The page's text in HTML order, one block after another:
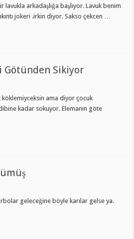
lavukla arkadaşlığa başlıyor. Lavuk benim
jokeri .irkin diyor. Sakso çekcen …
Götünden Sikiyor
köklemiyceksin ama diyor çocuk
kadar sokuyor. Elemanın göte
geleceğine böyle karılar gelse ya.